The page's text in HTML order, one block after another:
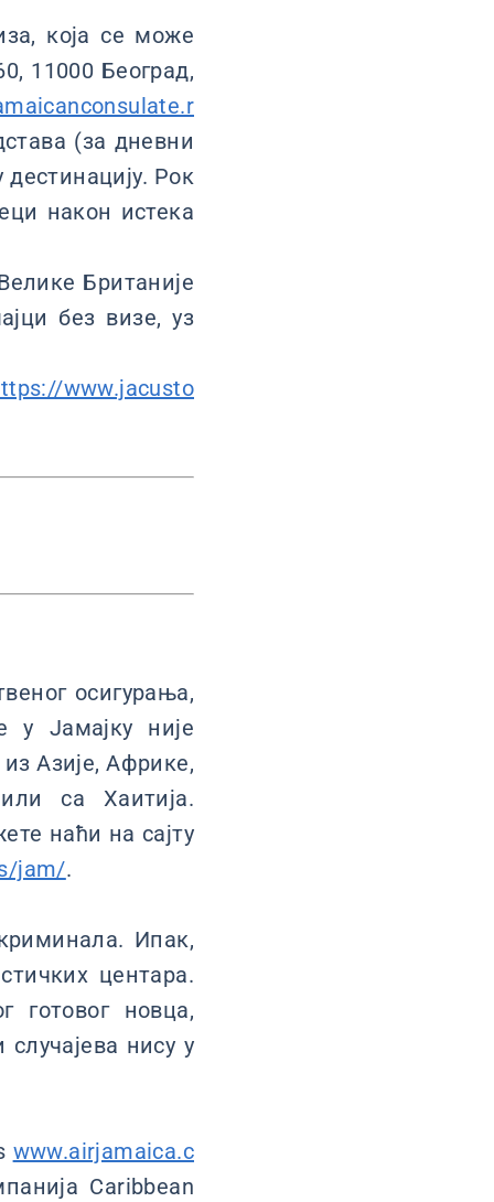
која се може
11000 Београд,
(за дневни
Рок
након истека
Британије
без визе, уз
www.jacusto
осигурања,
у Јамајку није
Азије, Африке,
са Хаитија.
наћи на сајту
jam/.
Ипак,
центара.
готовог новца,
нису у
www.airjamaica.c
Caribbean